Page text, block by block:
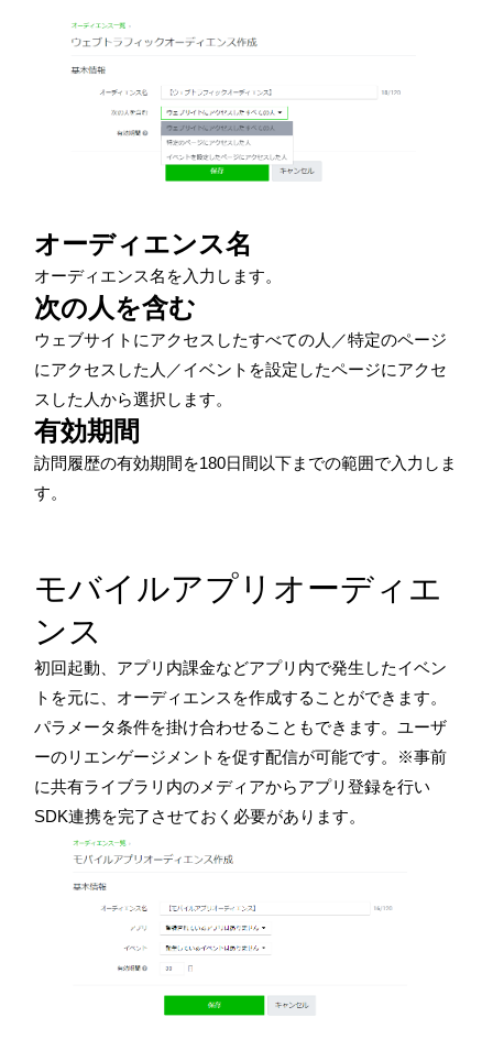
オーディエンス名
オーディエンス名を入力します。
次の人を含む
ウェブサイトにアクセスしたすべての人／特定のページ
にアクセスした人／イベントを設定したページにアクセ
スした人から選択します。
有効期間
訪問履歴の有効期間を180日間以下までの範囲で入力しま
す。
モバイルアプリオーディエ
ンス
初回起動、アプリ内課金などアプリ内で発生したイベン
トを元に、オーディエンスを作成することができます。
パラメータ条件を掛け合わせることもできます。ユーザ
ーのリエンゲージメントを促す配信が可能です。※事前
に共有ライブラリ内のメディアからアプリ登録を行い
SDK連携を完了させておく必要があります。